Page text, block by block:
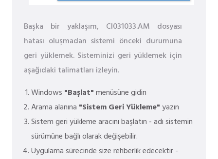
Başka bir yaklaşım, CI031033.AM dosyası
hatası oluşmadan sistemi önceki durumuna
geri yüklemek. Sisteminizi geri yüklemek için
aşağıdaki talimatları izleyin.
Windows "Başlat"menüsüne gidin
Arama alanına "Sistem Geri Yükleme"yazın
Sistem geri yükleme aracını başlatın - adı sistemin
sürümüne bağlı olarak değişebilir.
Uygulama sürecinde size rehberlik edecektir -